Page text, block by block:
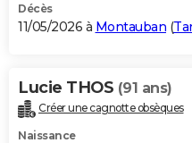
BONS PLANS
Carte de Noël
Carte Bonne année
Carte Saint-Valentin
Carte Pâques
Carte d'anniversaire
DICTIONNAIRE
Dictionnaire
Biographies
Citations
Expressions
Proverbes
PROGRAMME TV
Décès
11/05/2026 à Montauban (
Lucie THOS (91 ans)
Créer une cagnotte obsèques
Naissance